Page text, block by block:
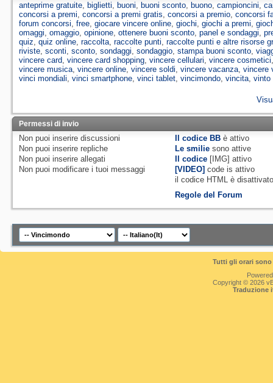
anteprime gratuite, biglietti, buoni, buoni sconto, buono, campioncini,
concorsi a premi, concorsi a premi gratis, concorsi a premio, concorsi
forum concorsi, free, giocare vincere online, giochi, giochi a premi,
omaggi, omaggio, opinione, ottenere buoni sconto, panel e sondaggi,
quiz, quiz online, raccolta, raccolte punti, raccolte punti e altre risorse
riviste, sconti, sconto, sondaggi, sondaggio, stampa buoni sconto,
vincere card, vincere card shopping, vincere cellulari, vincere cosmetici
vincere musica, vincere online, vincere soldi, vincere vacanza, vincere
vinci mondiali, vinci smartphone, vinci tablet, vincimondo, vincita, vinto
Permessi di invio
Non puoi inserire discussioni
Non puoi inserire repliche
Non puoi inserire allegati
Non puoi modificare i tuoi messaggi
Il codice BB èattivo
Le smilie sono attive
Il codice [IMG]attivo
[VIDEO] code isattivo
il codice HTML è
Regole del Forum
Tutti gli orari
Copyright © 2026
Traduzione